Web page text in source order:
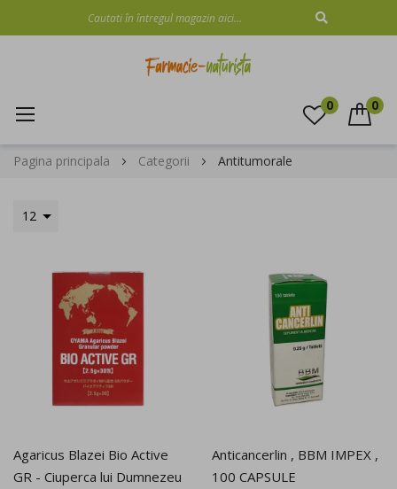
CAUTARE
0 0
Mergeti
Pagina principala Categorii Antitumorale
Agaricus Blazei Bio Active
GR - Ciuperca lui Dumnezeu
Anticancerlin , BBM IMPEX ,
100 CAPSULE